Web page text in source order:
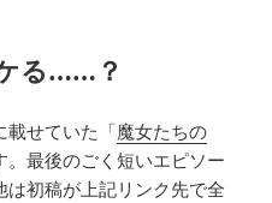
る……？
載せていた「魔女たちの
。最後のごく短いエピソー
は初稿が上記リンク先で全